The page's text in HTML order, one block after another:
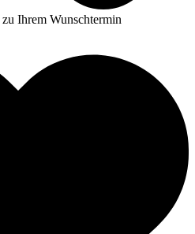
zu Ihrem Wunschtermin